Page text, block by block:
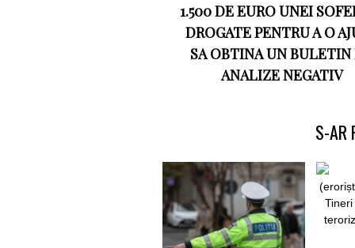
1.500 DE EURO UNEI
DROGATE PENTRU A O
SA OBTINA UN BULETIN
ANALIZE NEGATIV
S-AR